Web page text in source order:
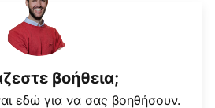
βοήθεια;
εδώ για να σας βοηθήσουν.